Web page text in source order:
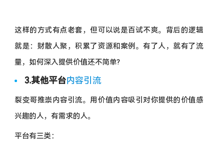
这样的方式有点老套，但可以说是百试不爽。背后的逻辑
就是：财散人聚，积累了资源和案例。有了人，就有了流
量，如何深入提供价值还不简单?
3.其他平台内容引流
裂变哥推崇内容引流。用价值内容吸引对你提供的价值感
兴趣的人，有需求的人。
平台有三类：